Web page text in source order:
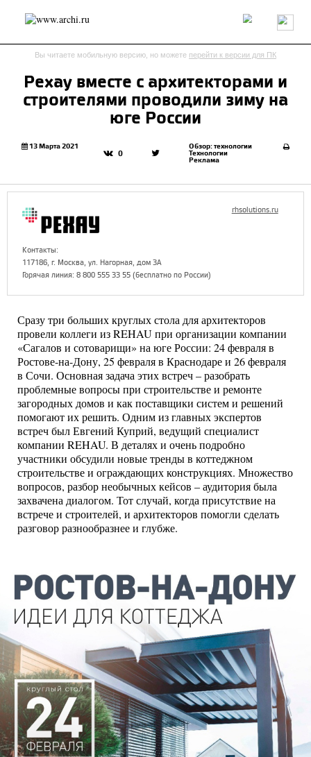
Россия Мир Технологии Интерьер Пресса
Архитекторы
send.project Анонсы конкурсов
Обзор
Объект
Результаты конкурса
Архитектура
Эко
Вы читаете мобильную версию, но можете перейти к версии для ПК
Рехау вместе с архитекторами и
строителями проводили зиму на
юге России
13 Марта 2021
0
Обзор: технологии
Технологии
Реклама
rhsolutions.ru
Контакты:
117186, г. Москва, ул. Нагорная, дом 3А
Горячая линия: 8 800 555 33 55 (бесплатно по России)
Сразу три больших круглых стола для архитекторов
провели коллеги из REHAU при организации компании
«Сагалов и сотоварищи» на юге России: 24 февраля в
Ростове-на-Дону, 25 февраля в Краснодаре и 26 февраля
в Сочи. Основная задача этих встреч – разобрать
проблемные вопросы при строительстве и ремонте
загородных домов и как поставщики систем и решений
помогают их решить. Одним из главных экспертов
встреч был Евгений Куприй, ведущий специалист
компании REHAU. В деталях и очень подробно
участники обсудили новые тренды в коттеджном
строительстве и ограждающих конструкциях. Множество
вопросов, разбор необычных кейсов – аудитория была
захвачена диалогом. Тот случай, когда присутствие на
встрече и строителей, и архитекторов помогли сделать
разговор разнообразнее и глубже.